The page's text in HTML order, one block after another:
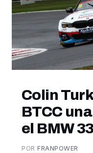
Colin
BTCC
el BMW
PORFRANPOWER